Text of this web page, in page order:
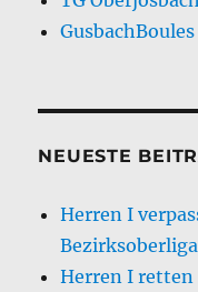
GusbachBoules
NEUESTE
Herren I
Bezirksoberliga
Herren I retten